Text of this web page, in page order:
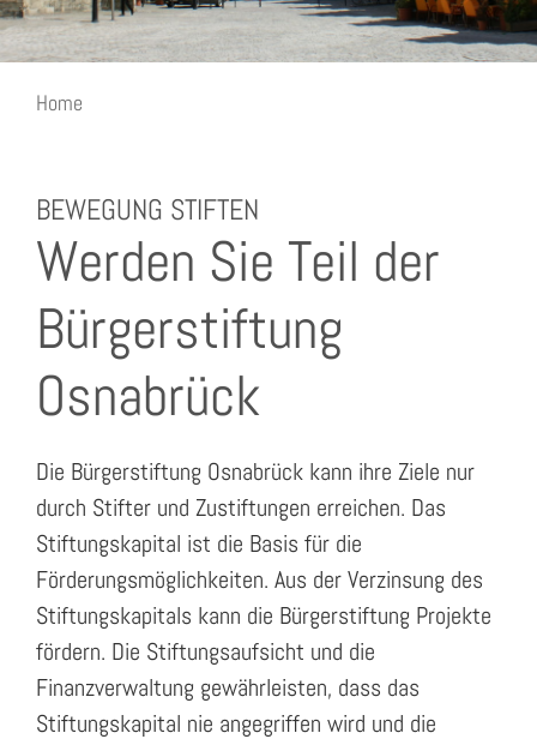
Home
BEWEGUNG STIFTEN
Werden Sie Teil der
Bürgerstiftung
Osnabrück
Die Bürgerstiftung Osnabrück kann ihre Ziele nur
durch Stifter und Zustiftungen erreichen. Das
Stiftungskapital ist die Basis für die
Förderungsmöglichkeiten. Aus der Verzinsung des
Stiftungskapitals kann die Bürgerstiftung Projekte
fördern. Die Stiftungsaufsicht und die
Finanzverwaltung gewährleisten, dass das
Stiftungskapital nie angegriffen wird und die